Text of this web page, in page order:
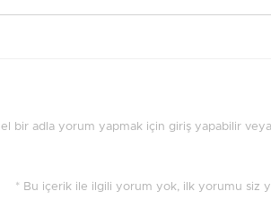
bir adla yorum yapmak için giriş yapabilir veya
* Bu içerik ile ilgili yorum yok, ilk yorumu siz